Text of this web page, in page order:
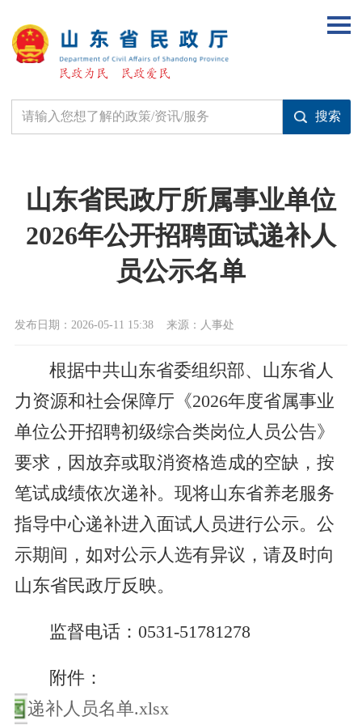
山东省民政厅所属事业单位
2026年公开招聘面试递补人
员公示名单
发布日期：2026-05-11 15:38 来源：人事处
根据中共山东省委组织部、山东省人
力资源和社会保障厅《2026年度省属事业
单位公开招聘初级综合类岗位人员公告》
要求，因放弃或取消资格造成的空缺，按
笔试成绩依次递补。现将山东省养老服务
指导中心递补进入面试人员进行公示。公
示期间，如对公示人选有异议，请及时向
山东省民政厅反映。
监督电话：0531-51781278
附件：
递补人员名单.xlsx